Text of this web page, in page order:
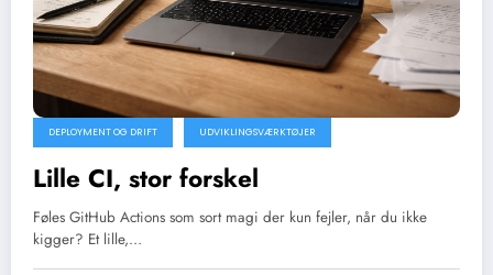
DEPLOYMENT OG DRIFT UDVIKLINGSVÆRKTØJER
Lille CI, stor forskel
Føles GitHub Actions som sort magi der kun fejler, når du ikke
kigger? Et lille,…